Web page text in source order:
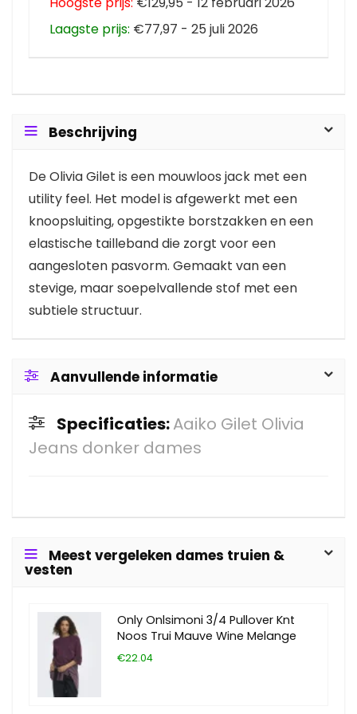
Laagste prijs: €77,97 - 25 juli 2026
Beschrijving
De Olivia Gilet is een mouwloos jack met een
utility feel. Het model is afgewerkt met een
knoopsluiting, opgestikte borstzakken en een
elastische tailleband die zorgt voor een
aangesloten pasvorm. Gemaakt van een
stevige, maar soepelvallende stof met een
subtiele structuur.
Aanvullende informatie
Specificaties:Aaiko Gilet Olivia
Jeans donker dames
Meest vergeleken dames truien &
vesten
Only Onlsimoni 3/4 Pullover Knt
Noos Trui Mauve Wine Melange
€22.04